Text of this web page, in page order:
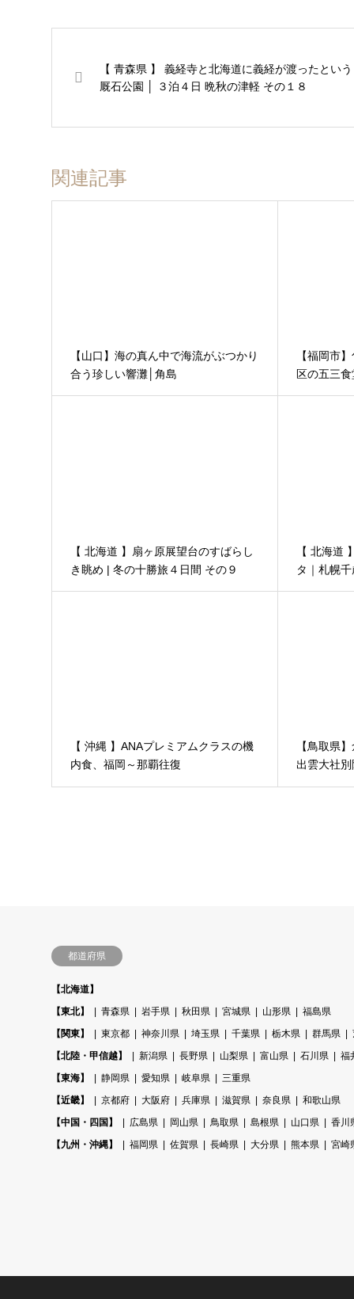
【 青森県 】 義経寺と北海道に義経が渡ったという
厩石公園 │ ３泊４日 晩秋の津軽 その１８
関連記事
【山口】海の真ん中で海流がぶつかり
合う珍しい響灘│角島
【福岡市
区の五三
【 北海道 】扇ヶ原展望台のすばらし
き眺め | 冬の十勝旅４日間 その９
【 北海道
タ｜札幌
【 沖縄 】ANAプレミアムクラスの機
内食、福岡～那覇往復
【鳥取県
出雲大社
都道府県
【北海道】
【東北】
青森県 岩手県 秋田県 宮城県 山形県
福島県
【関東】
東京都 神奈川県 埼玉県 千葉県 栃木県 群馬県
【北陸・甲信越】
新潟県 長野県 山梨県 富山県 石川県
福
【東海】
静岡県 愛知県 岐阜県
三重県
【近畿】
京都府 大阪府 兵庫県 滋賀県 奈良県
和歌山県
【中国・四国】
広島県 岡山県 鳥取県 島根県 山口県
香川
【九州・沖縄】
福岡県 佐賀県 長崎県 大分県 熊本県 宮崎